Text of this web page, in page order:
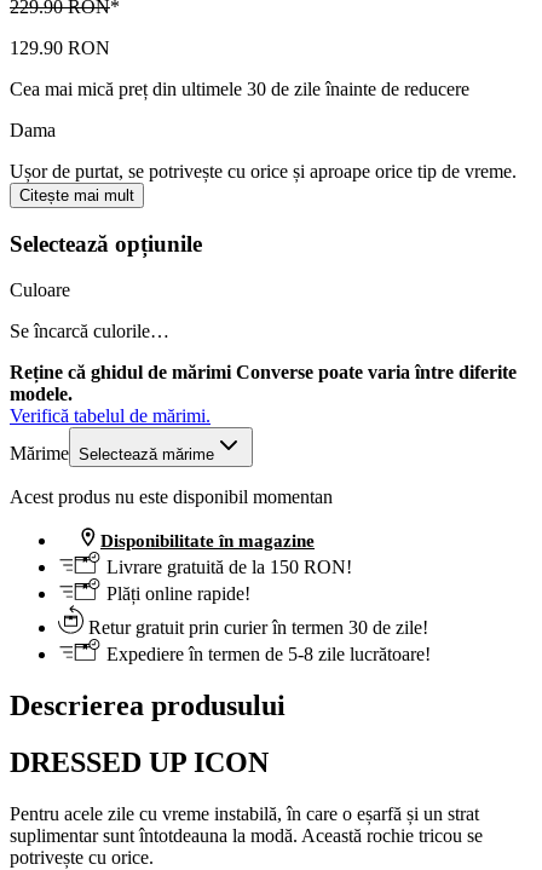
229.90 RON*
129.90 RON
Cea mai mică preț din ultimele 30 de zile înainte de reducere
Dama
Ușor de purtat, se potrivește cu orice și aproape orice tip de vreme.
Citește mai mult
Selectează opțiunile
Culoare
Se încarcă culorile…
Reține că ghidul de mărimi Converse poate varia între diferite
modele.
Verifică tabelul de mărimi.
Mărime Selectează mărime
Acest produs nu este disponibil momentan
Disponibilitate în magazine
Livrare gratuită de la 150 RON!
Plăți online rapide!
Retur gratuit prin curier în termen 30 de zile!
Expediere în termen de 5-8 zile lucrătoare!
Descrierea produsului
DRESSED UP ICON
Pentru acele zile cu vreme instabilă, în care o eșarfă și un strat
suplimentar sunt întotdeauna la modă. Această rochie tricou se
potrivește cu orice.